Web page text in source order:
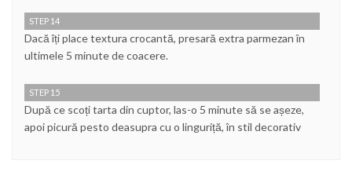
STEP 14
Dacă îți place textura crocantă, presară extra parmezan în
ultimele 5 minute de coacere.
STEP 15
După ce scoți tarta din cuptor, las-o 5 minute să se așeze,
apoi picură pesto deasupra cu o linguriță, în stil decorativ